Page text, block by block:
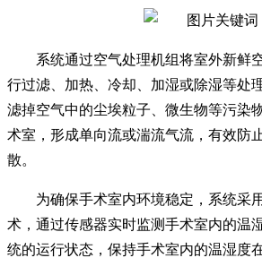
系统通过空气处理机组将室外新鲜
行过滤、加热、冷却、加湿或除湿等处
滤掉空气中的尘埃粒子、微生物等污染
术室，形成单向流或湍流气流，有效防
散。
为确保手术室内环境稳定，系统采
术，通过传感器实时监测手术室内的温
统的运行状态，保持手术室内的温湿度